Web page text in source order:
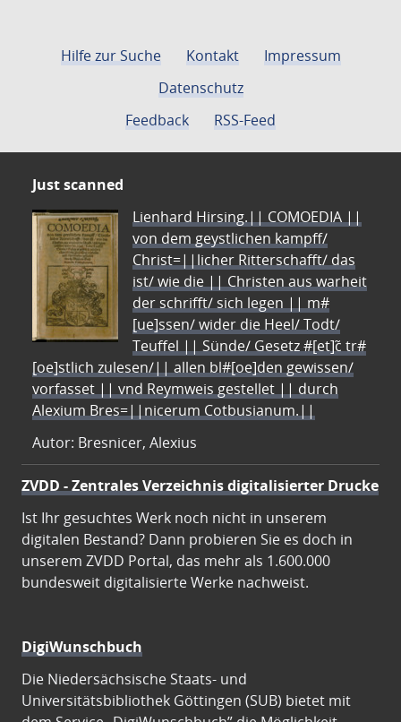
Hilfe zur Suche Kontakt
Impressum
Datenschutz
Feedback
RSS-Feed
Just scanned
Lienhard Hirsing.|| COMOEDIA ||
von dem geystlichen kampff/
Christ=||licher Ritterschafft/ das
ist/ wie die || Christen aus warheit
der schrifft/ sich legen || m#
[ue]ssen/ wider die Heel/ Todt/
Teuffel || Sünde/ Gesetz #[et]c̃ tr#
[oe]stlich zulesen/|| allen bl#[oe]den gewissen/
vorfasset || vnd Reymweis gestellet || durch
Alexium Bres=||nicerum Cotbusianum.||
Autor: Bresnicer, Alexius
ZVDD - Zentrales Verzeichnis digitalisierter Drucke
Ist Ihr gesuchtes Werk noch nicht in unserem
digitalen Bestand? Dann probieren Sie es doch in
unserem ZVDD Portal, das mehr als 1.600.000
bundesweit digitalisierte Werke nachweist.
DigiWunschbuch
Die Niedersächsische Staats- und
Universitätsbibliothek Göttingen (SUB) bietet mit